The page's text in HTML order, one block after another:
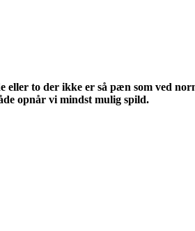
to der ikke er så pæn som ved
opnår vi mindst mulig spild.